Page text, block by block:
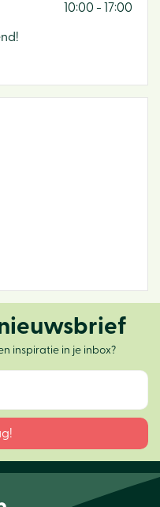
10:00 - 17:00
inspiratie in je inbox?